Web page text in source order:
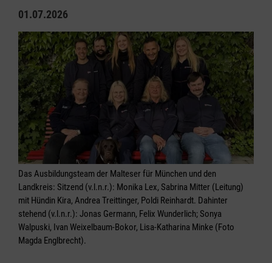
01.07.2026
Das Ausbildungsteam der Malteser für München und den
Landkreis: Sitzend (v.l.n.r.): Monika Lex, Sabrina Mitter (Leitung)
mit Hündin Kira, Andrea Treittinger, Poldi Reinhardt. Dahinter
stehend (v.l.n.r.): Jonas Germann, Felix Wunderlich; Sonya
Walpuski, Ivan Weixelbaum-Bokor, Lisa-Katharina Minke (Foto
Magda Englbrecht).